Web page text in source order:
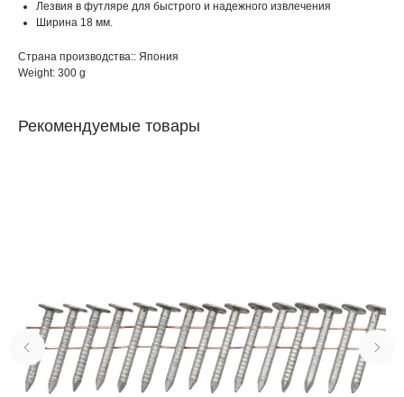
Лезвия в футляре для быстрого и надежного извлечения
Ширина 18 мм.
Страна производства:: Япония
Weight: 300 g
Рекомендуемые товары